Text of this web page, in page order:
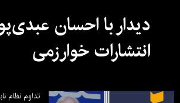
دیدار با احسان
انتشارات خوارزمی
تداوم نظام